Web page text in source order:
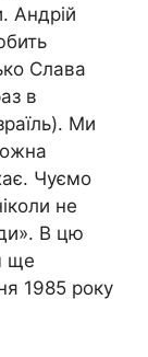
Андрій
Слава
в
Ми
Чуємо
не
В цю
ще
1985 року